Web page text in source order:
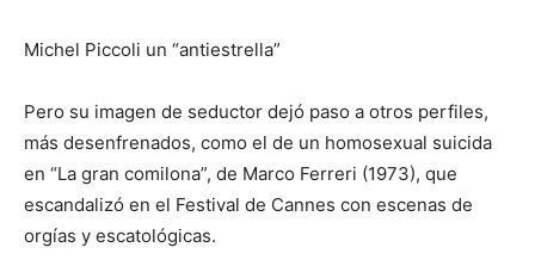
Michel Piccoli un “antiestrella”
Pero su imagen de seductor dejó paso a otros perfiles,
más desenfrenados, como el de un homosexual suicida
en “La gran comilona”, de Marco Ferreri (1973), que
escandalizó en el Festival de Cannes con escenas de
orgías y escatológicas.